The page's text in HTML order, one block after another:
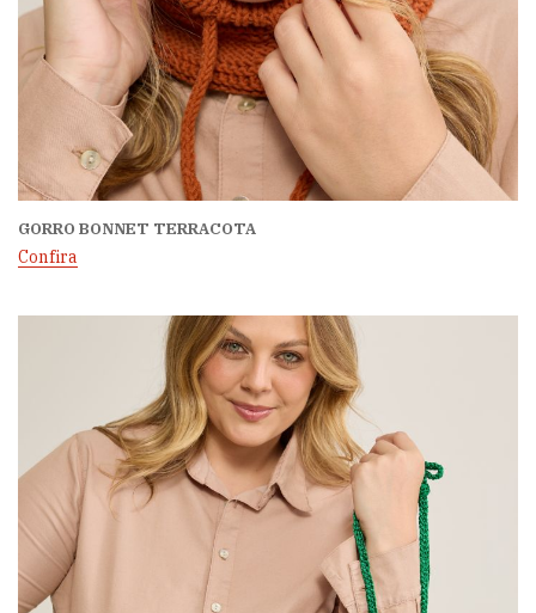
GORRO BONNET TERRACOTA
Confira